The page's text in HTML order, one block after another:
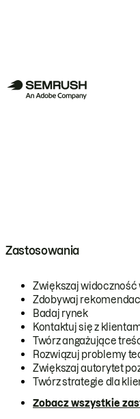
Zastosowania
Zwiększaj
Zdobywaj
Badaj rynek
Kontaktuj się z
Twórz angażujące
Rozwiązuj problemy
Zwiększaj autorytet
Twórz strategie dla
Zobacz wszystkie